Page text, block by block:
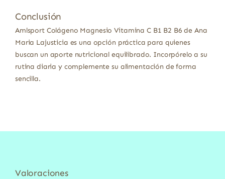
Conclusión
Amlsport Colágeno Magnesio Vitamina C B1 B2 B6 de Ana
Maria Lajusticia es una opción práctica para quienes
buscan un aporte nutricional equilibrado. Incorpórelo a su
rutina diaria y complemente su alimentación de forma
sencilla.
Valoraciones